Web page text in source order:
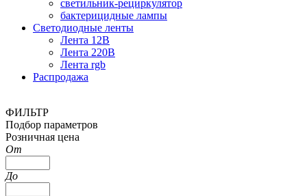
светильник-рециркулятор
бактерицидные лампы
Светодиодные ленты
Лента 12В
Лента 220В
Лента rgb
Распродажа
ФИЛЬТР
Подбор параметров
Розничная цена
От
До